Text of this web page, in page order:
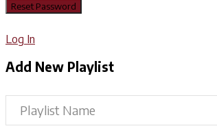
Log In
Add New Playlist